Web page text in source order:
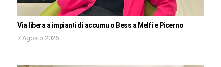
Via libera a impianti di accumulo Bess a Melfi e Picerno
7 Agosto 2026